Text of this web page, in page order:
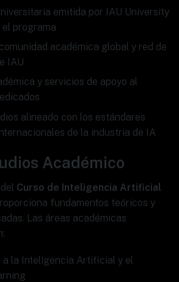
emitida por IAU University
programa
académica global y red de
IAU
y servicios de apoyo al
alineado con los estándares
de la industria de IA
Académico
Curso de Inteligencia Artificial
fundamentos teóricos y
Las áreas académicas
a la Inteligencia Artificial y el